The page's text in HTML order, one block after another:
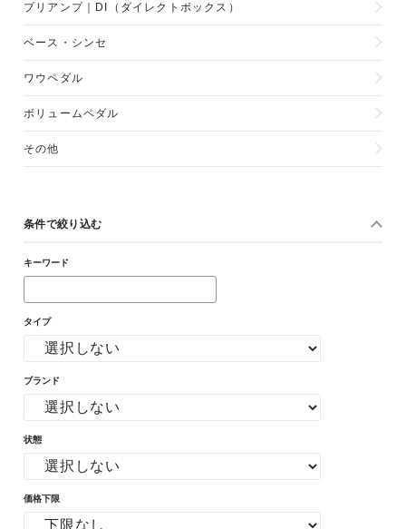
プリアンプ｜DI（ダイレクトボックス）
ベース・シンセ
ワウペダル
ボリュームペダル
その他
条件で絞り込む
キーワード
タイプ
ブランド
状態
価格下限